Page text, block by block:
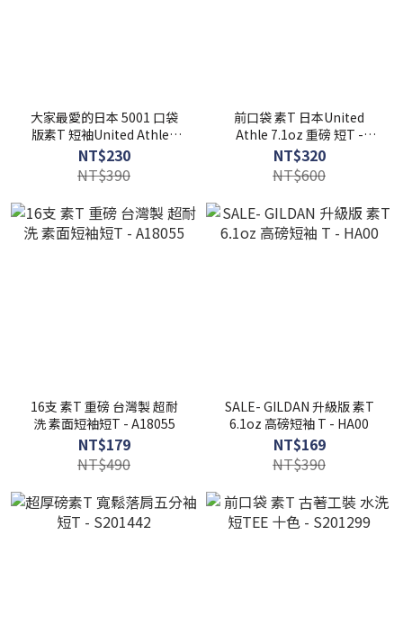
大家最愛的日本 5001 口袋
版素T 短袖United Athle -
UA5006
NT$230
NT$390
前口袋 素T 日本United
Athle 7.1oz 重磅 短T -
UA4253
NT$320
NT$600
16支 素T 重磅 台灣製 超耐
洗 素面短袖短T - A18055
NT$179
NT$490
SALE- GILDAN 升級版 素T
6.1oz 高磅短袖 T - HA00
NT$169
NT$390